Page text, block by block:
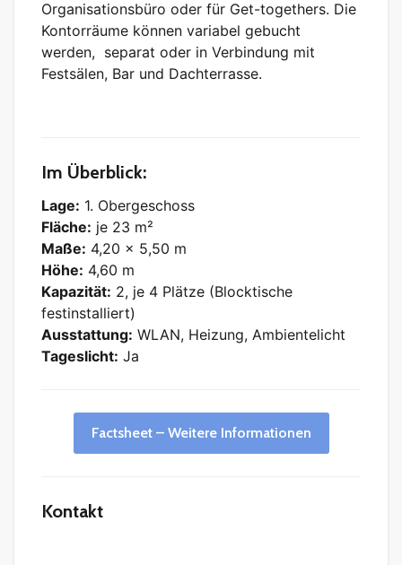
Organisationsbüro oder für Get-togethers. Die
Kontorräume können variabel gebucht
werden, separat oder in Verbindung mit
Festsälen, Bar und Dachterrasse.
Im Überblick:
Lage: 1. Obergeschoss
Fläche: je 23 m²
Maße: 4,20 x 5,50 m
Höhe: 4,60 m
Kapazität: 2, je 4 Plätze (Blocktische
festinstalliert)
Ausstattung: WLAN, Heizung, Ambientelicht
Tageslicht: Ja
Factsheet – Weitere Informationen
Kontakt